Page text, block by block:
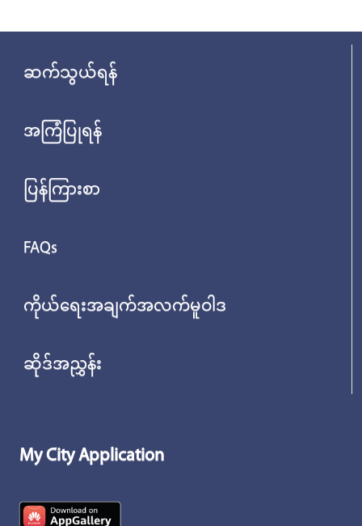
ဆက်သွယ်ရန်
အကြံပြုရန်
ပြန်ကြားစာ
FAQs
ကိုယ်ရေးအချက်အလက်မူဝါဒ
ဆိုဒ်အညွှန်း
My City Application